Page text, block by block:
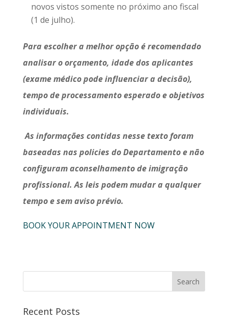
novos vistos somente no próximo ano fiscal
(1 de julho).
Para escolher a melhor opção é recomendado
analisar o orçamento, idade dos aplicantes
(exame médico pode influenciar a decisão),
tempo de processamento esperado e objetivos
individuais.
As informações contidas nesse texto foram
baseadas nas policies do Departamento e não
configuram aconselhamento de imigração
profissional. As leis podem mudar a qualquer
tempo e sem aviso prévio.
BOOK YOUR APPOINTMENT NOW
Recent Posts